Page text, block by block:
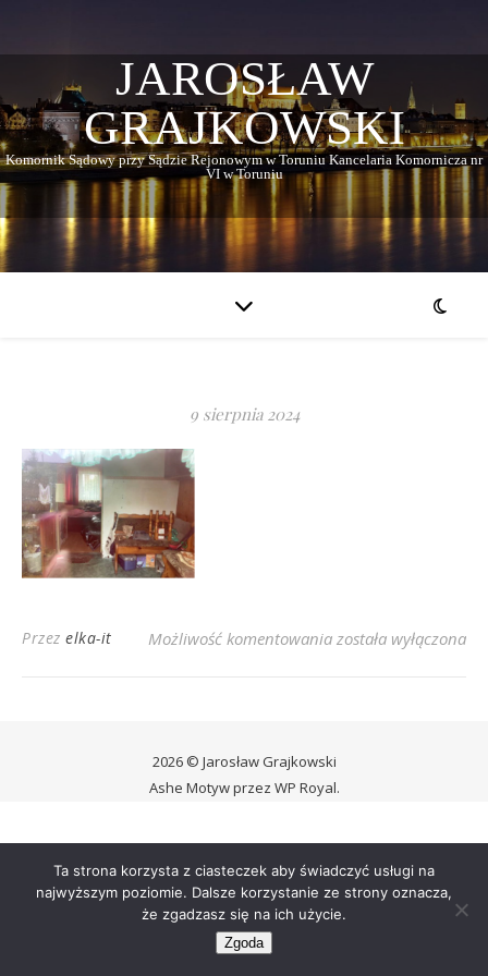
JAROSŁAW
GRAJKOWSKI
Komornik Sądowy przy Sądzie Rejonowym w Toruniu Kancelaria Komornicza nr
VI w Toruniu
9 sierpnia 2024
Przez elka-it Możliwość komentowania Agrestowa 3
została wyłączona
2026 © Jarosław Grajkowski
Ashe Motyw przez WP Royal.
Ta strona korzysta z ciasteczek aby świadczyć usługi na
najwyższym poziomie. Dalsze korzystanie ze strony oznacza,
że zgadzasz się na ich użycie.
Zgoda